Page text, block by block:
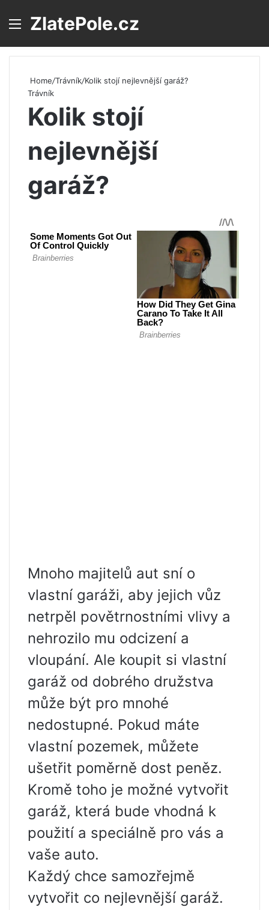
Menu
ZlatePole.cz
Home/Trávník/Kolik stojí nejlevnější garáž?
Trávník
Kolik stojí
nejlevnější
garáž?
Mnoho majitelů aut sní o
vlastní garáži, aby jejich vůz
netrpěl povětrnostními vlivy a
nehrozilo mu odcizení a
vloupání. Ale koupit si vlastní
garáž od dobrého družstva
může být pro mnohé
nedostupné. Pokud máte
vlastní pozemek, můžete
ušetřit poměrně dost peněz.
Kromě toho je možné vytvořit
garáž, která bude vhodná k
použití a speciálně pro vás a
vaše auto.
Každý chce samozřejmě
vytvořit co nejlevnější garáž.